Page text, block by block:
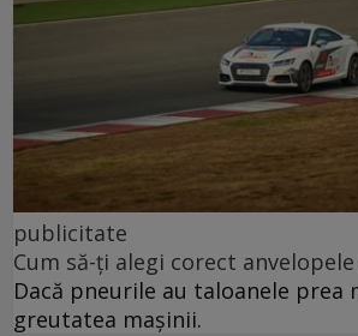
publicitate
Cum să-ți alegi corect
Dacă pneurile au taloanele prea
greutatea mașinii.